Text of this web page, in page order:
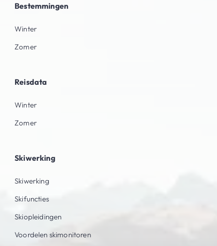
Bestemmingen
Winter
Zomer
Reisdata
Winter
Zomer
Skiwerking
Skiwerking
Skifuncties
Skiopleidingen
Voordelen skimonitoren